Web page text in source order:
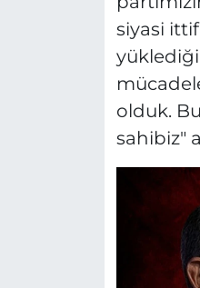
siyasi
olduk.
sahibiz"